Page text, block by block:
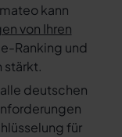
kann
von Ihren
Ranking und
stärkt.
deutschen
für